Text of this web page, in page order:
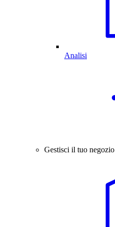
Analisi
Gestisci il tuo negozio